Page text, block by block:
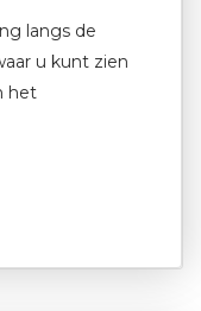
langs de
u kunt zien
het